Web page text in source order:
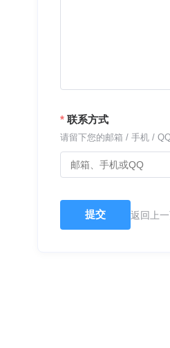
联系方式
请留下您的邮箱 / 手机 /
提交 返回上